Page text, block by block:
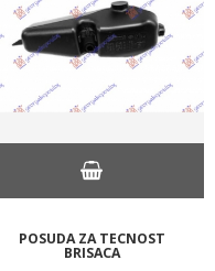
POSUDA ZA TECNOST
BRISACA